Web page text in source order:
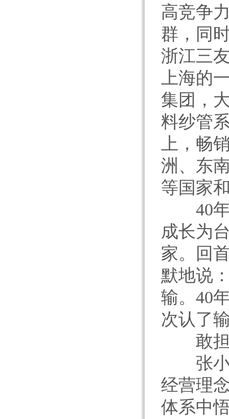
高竞争
群，同
浙江三
上海的
集团，
料纱管
上，畅
洲、东
等国家
40年
成长为
家。回
默地说
输。40
次认了
敢担
张小
经营理
体系中